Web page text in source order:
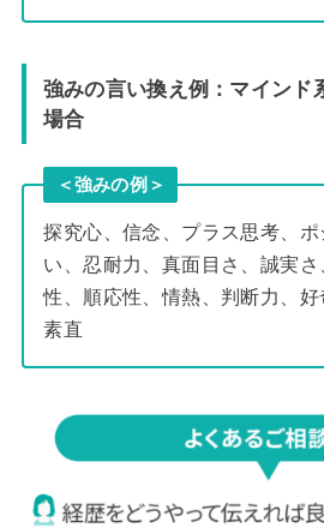
強みの言い換え例：マインド
場合
＜強みの例＞
探究心、信念、プラス思考、ポ
い、忍耐力、真面目さ、誠実
性、順応性、情熱、判断力、好
素直